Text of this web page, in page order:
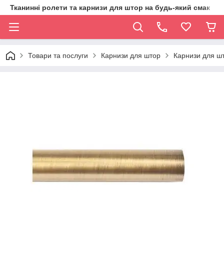
Тканинні ролети та карнизи для штор на будь-який смак
Товари та послуги Карнизи для штор Карнизи для